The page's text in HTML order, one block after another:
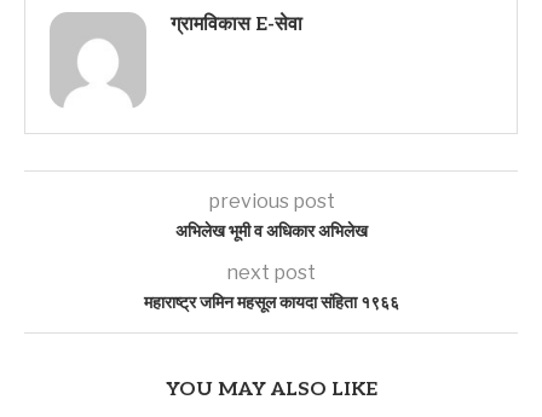
ग्रामविकास E-सेवा
previous post
अभिलेख भूमी व अधिकार अभिलेख
next post
महाराष्ट्र जमिन महसूल कायदा संहिता १९६६
YOU MAY ALSO LIKE